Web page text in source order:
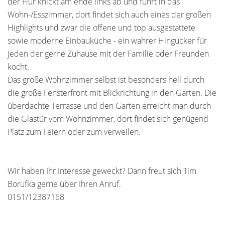
Wohn-/Esszimmer, dort findet sich auch eines der großen
Highlights und zwar die offene und top ausgestattete
sowie moderne Einbauküche - ein wahrer Hingucker für
jeden der gerne Zuhause mit der Familie oder Freunden
kocht.
Das große Wohnzimmer selbst ist besonders hell durch
die große Fensterfront mit Blickrichtung in den Garten. Die
überdachte Terrasse und den Garten erreicht man durch
die Glastür vom Wohnzimmer, dort findet sich genügend
Platz zum Feiern oder zum verweilen.
Wir haben Ihr Interesse geweckt? Dann freut sich Tim
Borufka gerne über Ihren Anruf.
0151/12387168